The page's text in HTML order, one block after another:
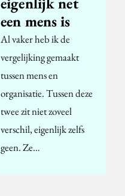
een mens is
Al vaker heb ik de
vergelijking gemaakt
tussen mens en
organisatie. Tussen deze
twee zit niet zoveel
verschil, eigenlijk zelfs
geen. Ze…